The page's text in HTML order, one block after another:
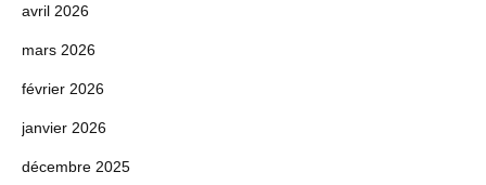
avril 2026
mars 2026
février 2026
janvier 2026
décembre 2025